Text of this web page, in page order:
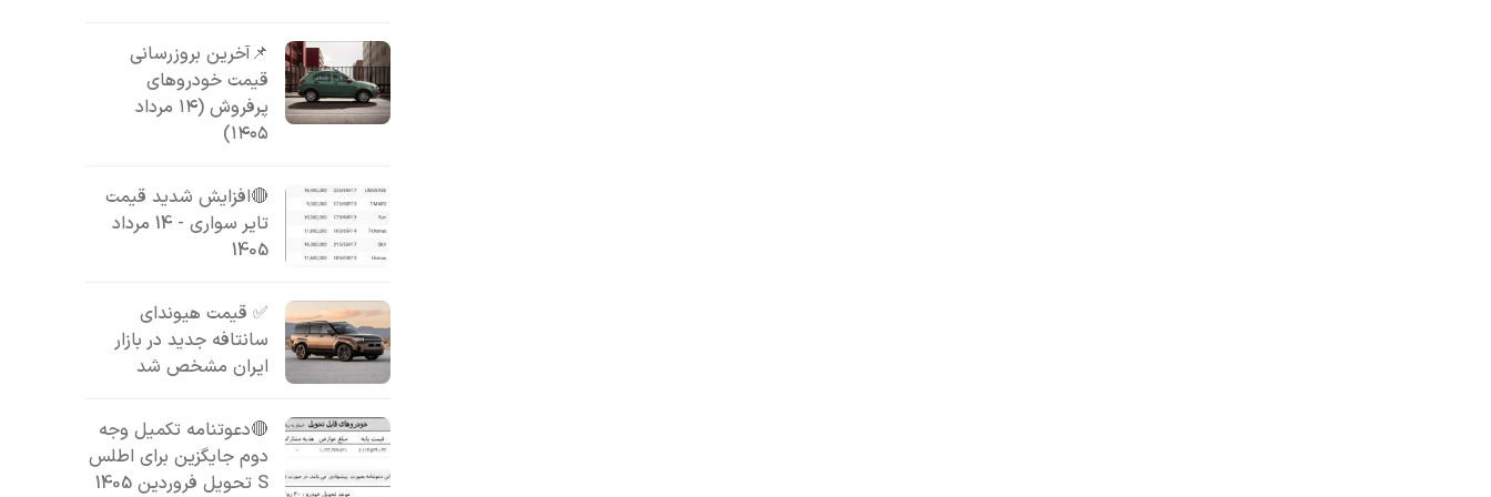
📌آخرین بروزرسانی
قیمت خودروهای
پرفروش (۱۴ مرداد
۱۴۰۵)
🔴افزایش شدید قیمت
تایر سواری - 14 مرداد
1405
✅ قیمت هیوندای
سانتافه جدید در بازار
ایران مشخص شد
🔴دعوتنامه تکمیل وجه
دوم جایگزین برای اطلس
S تحویل فروردین 1405